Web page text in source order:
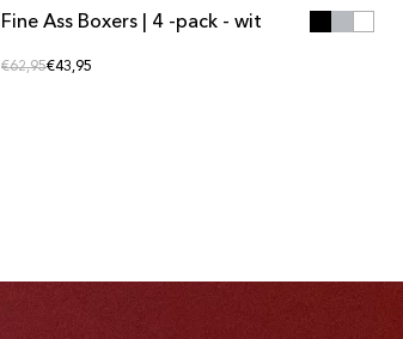
MULTIPACK AANBIEDING
Fine Ass Boxers | 4 -pack - wit
Reguliere prijs
€62,95Reguliere prijs
€43,95